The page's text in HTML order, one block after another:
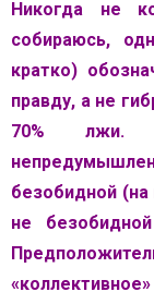
Никогда не
собираюсь,
кратко)
правду, а не
70% лжи.
безобидной
не